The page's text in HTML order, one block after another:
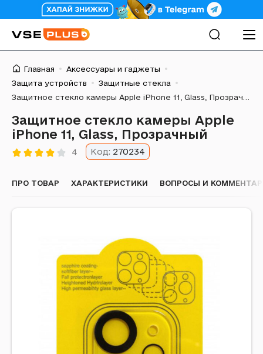
Главная
Аксессуары и гаджеты
Защита устройств
Защитные стекла
Защитное стекло камеры Apple
iPhone 11, Glass, Прозрачный
4 Код: 270234
ПРО ТОВАР ХАРАКТЕРИСТИКИ ВОПРОСЫ И